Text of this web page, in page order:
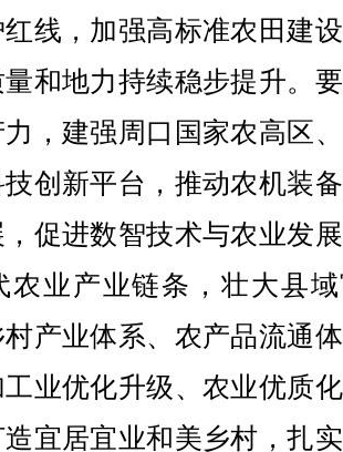
线，加强高标准农田建
和地力持续稳步提升。
，建强周口国家农高区
创新平台，推动农机装
促进数智技术与农业发
农业产业链条，壮大县
产业体系、农产品流通
业优化升级、农业优质
宜居宜业和美乡村，扎